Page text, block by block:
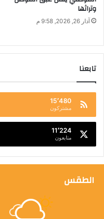
وتراثها
آذار 26, 2026, 9:58 م
تابعنا
15٬480
مشتركون
11٬224
متابعون
الطقس